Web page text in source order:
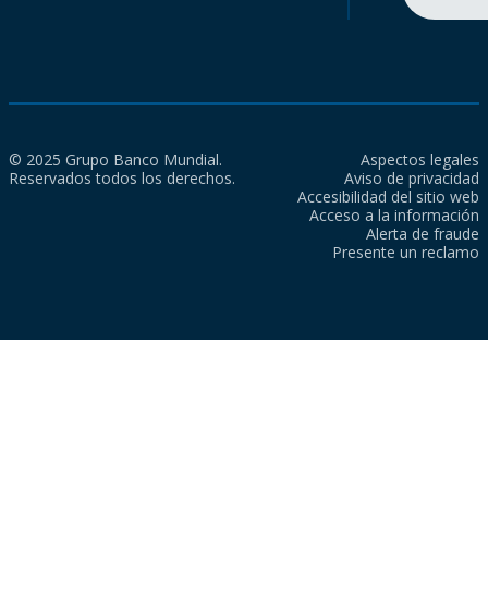
© 2025 Grupo Banco Mundial.
Reservados todos los derechos.
Aspectos legales
Aviso de privacidad
Accesibilidad del sitio web
Acceso a la información
Alerta de fraude
Presente un reclamo